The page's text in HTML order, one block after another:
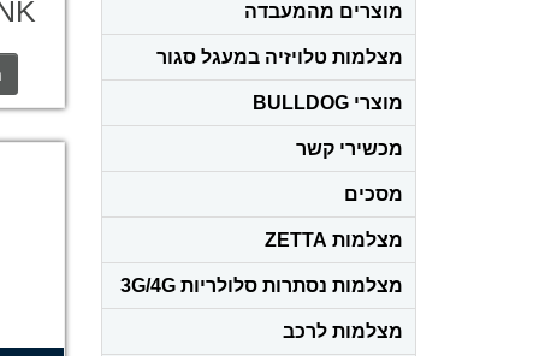
מוצרים מהמעבדה
מצלמות טלויזיה במעגל סגור
מוצרי BULLDOG
מכשירי קשר
מסכים
מצלמות ZETTA
מצלמות נסתרות סלולריות 3G/4G
מצלמות לרכב